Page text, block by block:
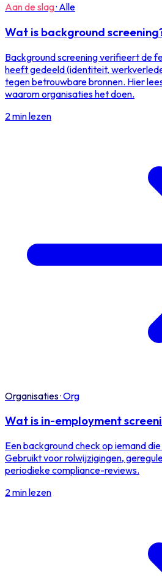
Aan de slag· Alle
Wat is background
Background screening verifieert de
heeft gedeeld (identiteit,
tegen betrouwbare bronnen. Hier
waarom organisaties het doen.
2 min lezen
Organisaties·Org
Wat is in-employment
Een background check op iemand
Gebruikt voor rolwijzigingen,
periodieke compliance-reviews.
2 min lezen